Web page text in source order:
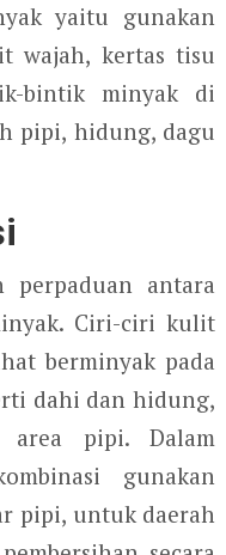
yaitu gunakan
wajah, kertas tisu
bintik minyak di
pipi, hidung, dagu
perpaduan antara
Ciri-ciri kulit
berminyak pada
dahi dan hidung,
area pipi. Dalam
gunakan
pipi, untuk daerah